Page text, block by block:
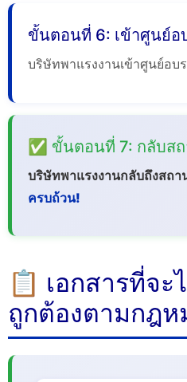
ขั้นตอนที่ 6: เข้าศูนย์อ
บริษัทพาแรงงานเข้าศูนย์อบ
✅ ขั้นตอนที่ 7: กลับส
บริษัทพาแรงงานกลับถึงสถ
ครบถ้วน!
📋 เอกสารที่จะ
ถูกต้องตามกฎห